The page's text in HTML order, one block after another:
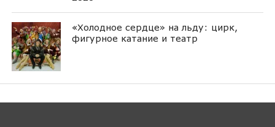
«Холодное сердце» на льду: цирк,
фигурное катание и театр